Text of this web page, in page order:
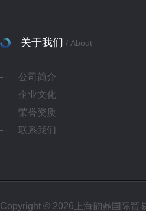
关于我们 / About
公司简介
企业文化
荣誉资质
联系我们
Copyright © 2026上海韵鼎国际贸